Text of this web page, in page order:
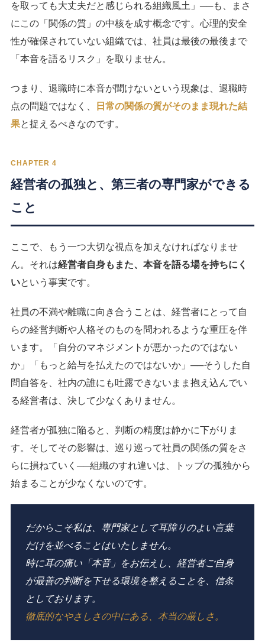
を取っても大丈夫だと感じられる組織風土」──も、まさ
にこの「関係の質」の中核を成す概念です。心理的安全
性が確保されていない組織では、社員は最後の最後まで
「本音を語るリスク」を取りません。
つまり、退職時に本音が聞けないという現象は、退職時
点の問題ではなく、
日常の関係の質がそのまま現れた結
果と捉えるべきなのです。
CHAPTER 4
経営者の孤独と、第三者の専門家ができる
こと
ここで、もう一つ大切な視点を加えなければなりませ
ん。それは経営者自身もまた、本音を語る場を持ちにく
いという事実です。
社員の不満や離職に向き合うことは、経営者にとって自
らの経営判断や人格そのものを問われるような重圧を伴
います。「自分のマネジメントが悪かったのではない
か」「もっと給与を払えたのではないか」──そうした自
問自答を、社内の誰にも吐露できないまま抱え込んでい
る経営者は、決して少なくありません。
経営者が孤独に陥ると、判断の精度は静かに下がりま
す。そしてその影響は、巡り巡って社員の関係の質をさ
らに損ねていく──組織のすれ違いは、トップの孤独から
始まることが少なくないのです。
だからこそ私は、専門家として耳障りのよい言葉
だけを並べることはいたしません。
時に耳の痛い「本音」をお伝えし、経営者ご自身
が最善の判断を下せる環境を整えることを、信条
としております。
徹底的なやさしさの中にある、本当の厳しさ。